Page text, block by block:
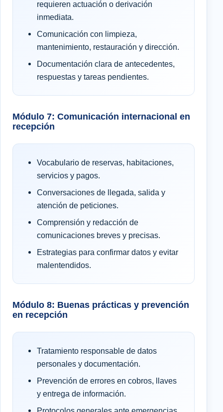
requieren actuación o derivación
inmediata.
Comunicación con limpieza,
mantenimiento, restauración y dirección.
Documentación clara de antecedentes,
respuestas y tareas pendientes.
Módulo 7: Comunicación internacional en
recepción
Vocabulario de reservas, habitaciones,
servicios y pagos.
Conversaciones de llegada, salida y
atención de peticiones.
Comprensión y redacción de
comunicaciones breves y precisas.
Estrategias para confirmar datos y evitar
malentendidos.
Módulo 8: Buenas prácticas y prevención
en recepción
Tratamiento responsable de datos
personales y documentación.
Prevención de errores en cobros, llaves
y entrega de información.